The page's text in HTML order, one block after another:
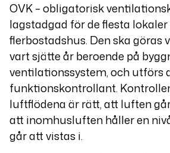
OVK – obligatorisk
lagstadgad för de flesta
flerbostadshus. Den ska göras
vart sjätte år beroende på
ventilationssystem, och utförs
funktionskontrollant.
luftflödena är rätt, att luften
att inomhusluften håller en
går att vistas i.